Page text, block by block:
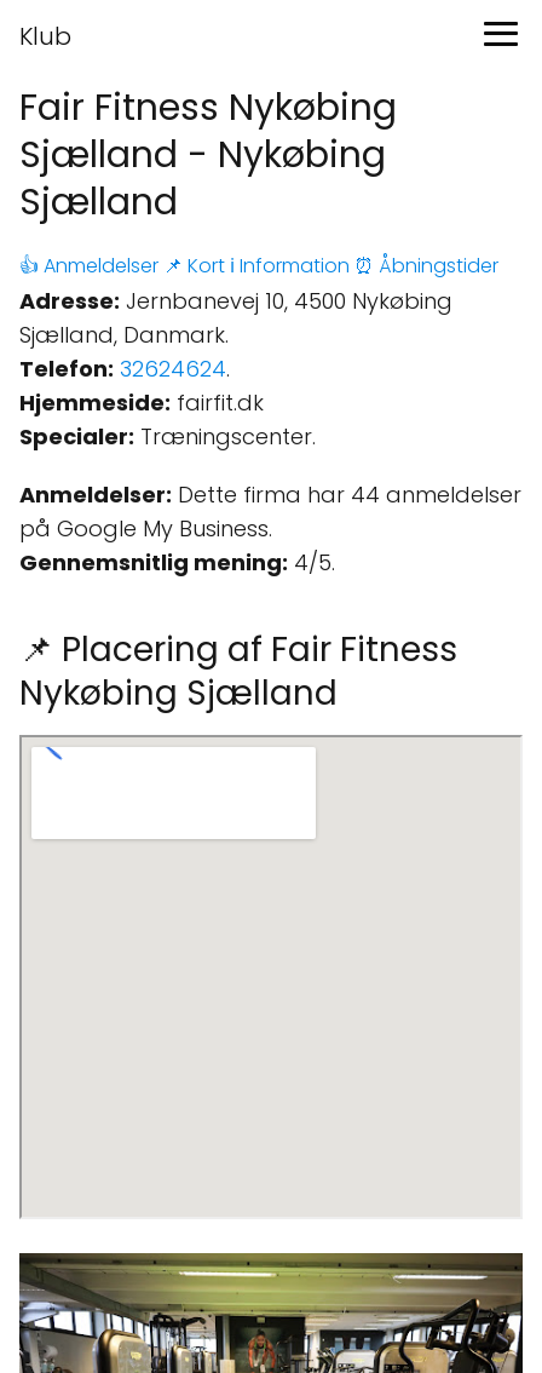
Klub
Fair Fitness Nykøbing
Sjælland - Nykøbing
Sjælland
👍 Anmeldelser 📌 Kort ℹ️ Information ⏰ Åbningstider
Adresse: Jernbanevej 10, 4500 Nykøbing
Sjælland, Danmark.
Telefon: 32624624.
Hjemmeside: fairfit.dk
Specialer: Træningscenter.
Anmeldelser: Dette firma har 44 anmeldelser
på Google My Business.
Gennemsnitlig mening: 4/5.
📌 Placering af Fair Fitness
Nykøbing Sjælland